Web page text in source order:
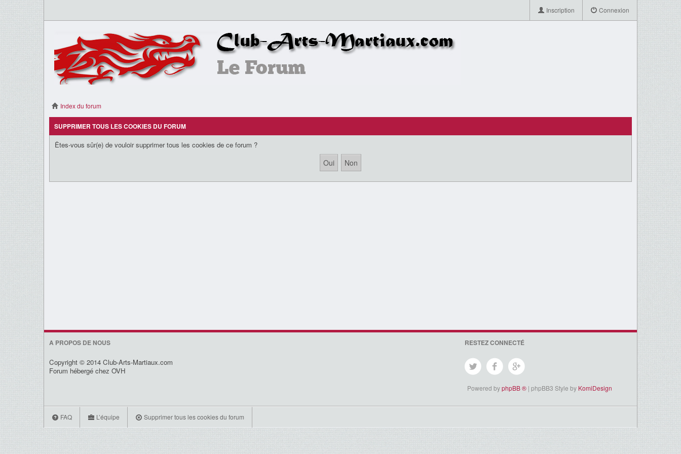
Inscription Connexion
Index du forum
SUPPRIMER TOUS LES COOKIES DU FORUM
Êtes-vous sûr(e) de vouloir supprimer tous les cookies de ce forum ?
A PROPOS DE NOUS
Copyright © 2014 Club-Arts-Martiaux.com
Forum hébergé chez OVH
RESTEZ CONNECTÉ
Powered byphpBB ® | phpBB3 Style by KomiDesign
FAQ L’équipe Supprimer tous les cookies du forum